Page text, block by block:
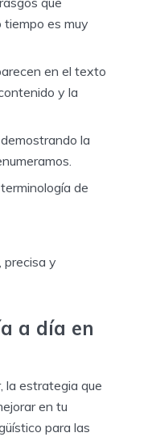
es muy
en el texto
y la
la
de
precisa y
a día en
la estrategia que
en tu
para las